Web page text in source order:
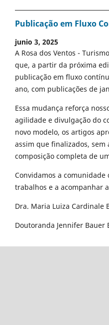
Publicação em Fluxo
junio 3, 2025
A Rosa dos Ventos -
que, a partir da próxima
publicação em fluxo
ano, com publicações de
Essa mudança reforça
agilidade e divulgação do
novo modelo, os artigos
assim que finalizados, sem
composição completa de
Convidamos a
trabalhos e a acompanhar
Dra. Maria Luiza Cardinale
Doutoranda Jennifer Bauer